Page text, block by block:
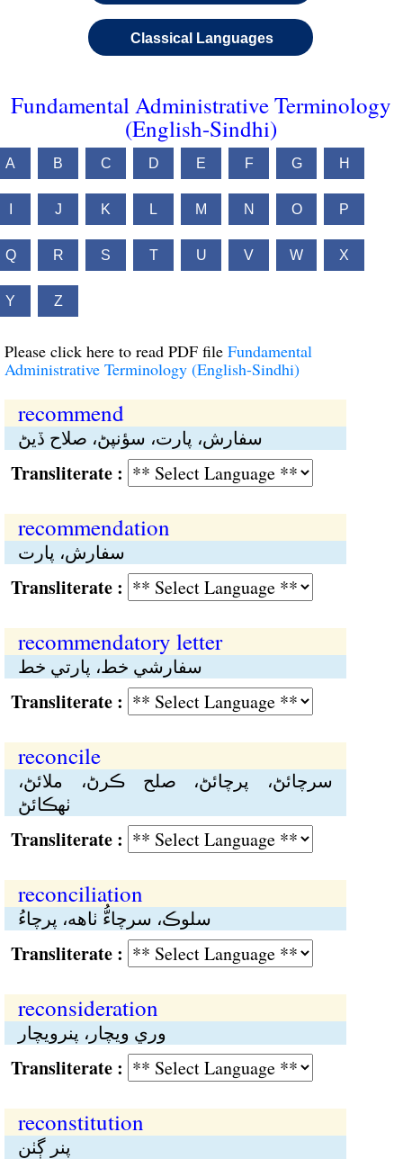
Classical Languages
Fundamental Administrative Terminology
(English-Sindhi)
A B C D E F G H
J K L M N O P
Q R S T U V W X
Y Z
Please click here to read PDF file Fundamental
Administrative Terminology (English-Sindhi)
recommend
سفارش، پارت، سؤنپڻ، صلاح ڏيڻ
:
recommendation
سفارش، پارت
:
recommendatory letter
سفارشي خط، پارتي خط
:
reconcile
سرچائڻ، پرچائڻ، صلح ڪرڻ، ملائڻ،
ٺهڪائڻ
:
reconciliation
سلوڪ، سرچاءُّ ٺاهە، پرچاءُ
:
reconsideration
وري ويچار، پنرويچار
:
reconstitution
پنر ڳٺن